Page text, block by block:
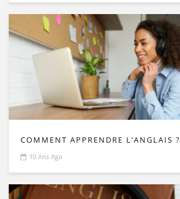
COMMENT APPRENDRE L’ANGLAIS ?
10 Ans Ago